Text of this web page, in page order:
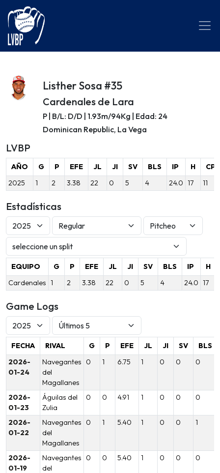
Listher Sosa #35
Cardenales de Lara
P | B/L: D/D | 1.93m/94Kg | Edad: 24
Dominican Republic, La Vega
LVBP
AÑO G P EFE JL JI SV BLS IP H
CP
2025
1 2 3.38 22 0 5 4 24.0 17 11
Estadísticas
EQUIPO G P EFE JL JI SV BLS IP
H
Cardenales 1 2 3.38 22 0 5 4 24.0 17
Game Logs
FECHA RIVAL G P EFE JL JI SV
BLS
2026-
01-24
Navegantes
del
Magallanes
0 1 6.75 1 0 0 0
2026-
01-23
Águilas del
Zulia
0 0 4.91 1 0 0 0
2026-
01-22
Navegantes
del
Magallanes
0 1 5.40 1 0 0 1
2026-
01-19
Navegantes
del
0 0 5.40 1 0 0 0